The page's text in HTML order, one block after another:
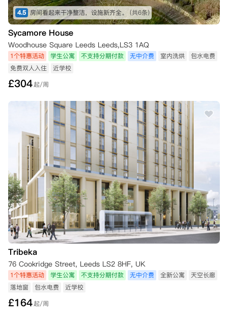
4.5 房间看起来干净整洁，设施新齐全。 (共6条)
Sycamore House
Woodhouse Square Leeds Leeds,LS3 1AQ
1个特惠活动 学生公寓 不支持分期付款 无中介费 室内洗烘
包水电费
免费双人入住
近学校
£304起/周
Tribeka
76 Cookridge Street, Leeds LS2 8HF, UK
1个特惠活动 学生公寓 不支持分期付款 无中介费 全新公寓
天空长廊
落地窗
包水电费 近学校
£164起/周